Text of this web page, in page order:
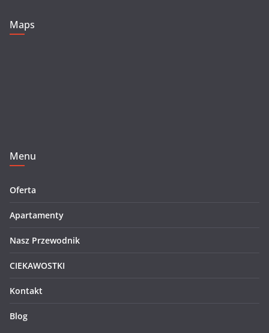
Maps
Menu
Oferta
Apartamenty
Nasz Przewodnik
CIEKAWOSTKI
Kontakt
Blog